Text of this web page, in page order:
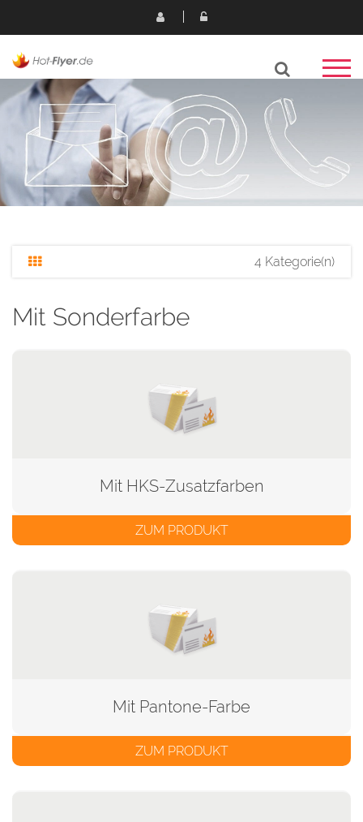
4 Kategorie(n)
Mit Sonderfarbe
Mit HKS-Zusatzfarben
ZUM PRODUKT
Mit Pantone-Farbe
ZUM PRODUKT